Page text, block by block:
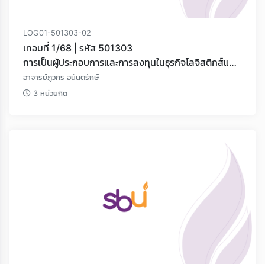
LOG01-501303-02
เทอมที่ 1/68 | รหัส 501303
การเป็นผู้ประกอบการและการลงทุนในธุรกิจโลจิสติกส์และ
โซ่อุปทาน
อาจารย์ภูวกร อนันตรักษ์
3 หน่วยกิต